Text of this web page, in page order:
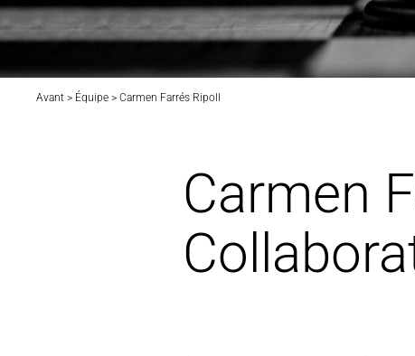
Avant > Équipe > Carmen Farrés Ripoll
Carmen